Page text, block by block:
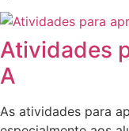
Atividades
A
As atividades para